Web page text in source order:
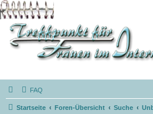
FAQ
Startseite Foren-Übersicht Suche